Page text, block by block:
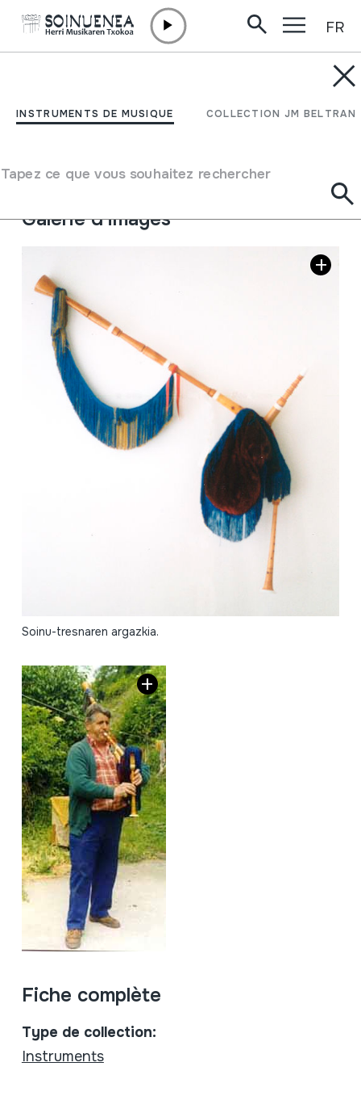
INSTRUMENTS DE MUSIQUE COLLECTION JM BELTRAN
Tapez ce que vous souhaitez rechercher
FR
GAITA
Type d'instrument de musique
Aérophones
Galerie d'images
Soinu-tresnaren argazkia.
Fiche complète
Type de collection:
Instruments